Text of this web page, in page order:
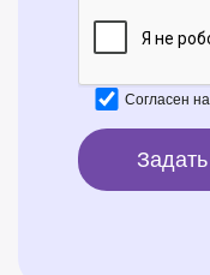
Согласен на